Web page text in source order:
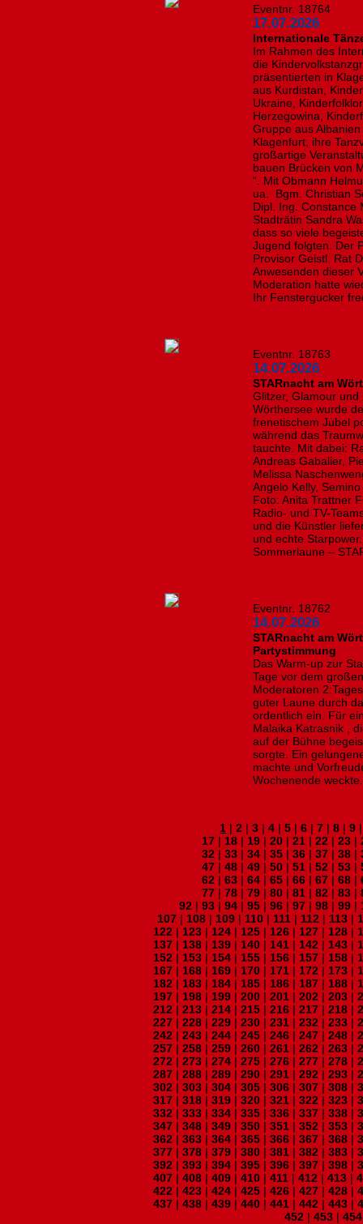
Eventnr. 18764
17.07.2026
Internationale
Im Rahmen des
die
präsentierten in
aus Kurdistan,
Ukraine,
Herzegowina,
Gruppe aus
Klagenfurt, ihre
großartige
bauen Brücken von
“. Mit Obmann
ua. Bgm. Christian
Dipl. Ing. Constance
Stadträtin Sandra
dass so viele
Jugend folgten. Der
Provisor Geistl. Rat
Anwesenden dieser
Moderation hatte
Ihr Fenstergucker
Eventnr. 18763
14.07.2026
STARnacht am
Glitzer, Glamour
Wörthersee wurde
frenetischem Jubel
während das
tauchte. Mit dabei:
Andreas Gabalier,
Melissa
Angelo Kelly,
Foto: Anita Trattner
Radio- und TV-
und die Künstler
und echte
Sommerlaune –
Eventnr. 18762
14.07.2026
STARnacht am
Partystimmung
Das Warm-up zur
Tage vor dem
Moderatoren
guter Laune durch
ordentlich ein. Für
Malaika Katrasnik ,
auf der Bühne
sorgte. Ein
machte und
Wochenende
1 |2 |3 |4 |5 |6 |7 |8 |9
17 | 18 | 19 | 20 | 21 | 22 | 23 |
32 | 33 | 34 | 35 | 36 | 37 | 38 |
47 | 48 | 49 | 50 | 51 | 52 | 53 |
62 | 63 | 64 | 65 | 66 | 67 | 68 |
77 | 78 | 79 | 80 | 81 | 82 | 83 |
92 | 93 | 94 | 95 | 96 | 97 | 98 | 99 |
107 | 108 | 109 | 110 | 111 | 112 | 113 |
122 | 123 | 124 | 125 | 126 | 127 | 128 |
137 | 138 | 139 | 140 | 141 | 142 | 143 |
152 | 153 | 154 | 155 | 156 | 157 | 158 |
167 | 168 | 169 | 170 | 171 | 172 | 173 |
182 | 183 | 184 | 185 | 186 | 187 | 188 |
197 | 198 | 199 |200 |201 |202 |203 |
212 | 213 | 214 | 215 | 216 | 217 | 218 |
227 | 228 | 229 | 230 | 231 | 232 | 233 |
242 | 243 | 244 | 245 | 246 | 247 | 248 |
257 | 258 | 259 | 260 | 261 | 262 | 263 |
272 | 273 | 274 | 275 | 276 | 277 | 278 |
287 | 288 | 289 | 290 | 291 | 292 | 293 |
302 |303 |304 |305 |306 |307 |308 |
317 | 318 | 319 | 320 | 321 | 322 | 323 |
332 | 333 | 334 | 335 | 336 | 337 | 338 |
347 | 348 | 349 | 350 | 351 | 352 | 353 |
362 | 363 | 364 | 365 | 366 | 367 | 368 |
377 | 378 | 379 | 380 | 381 | 382 | 383 |
392 | 393 | 394 | 395 | 396 | 397 | 398 |
407 |408 |409 |410 |411 |412 |413 |
422 | 423 | 424 | 425 | 426 | 427 | 428 |
437 | 438 | 439 | 440 | 441 | 442 | 443 |
452 | 453 | 454